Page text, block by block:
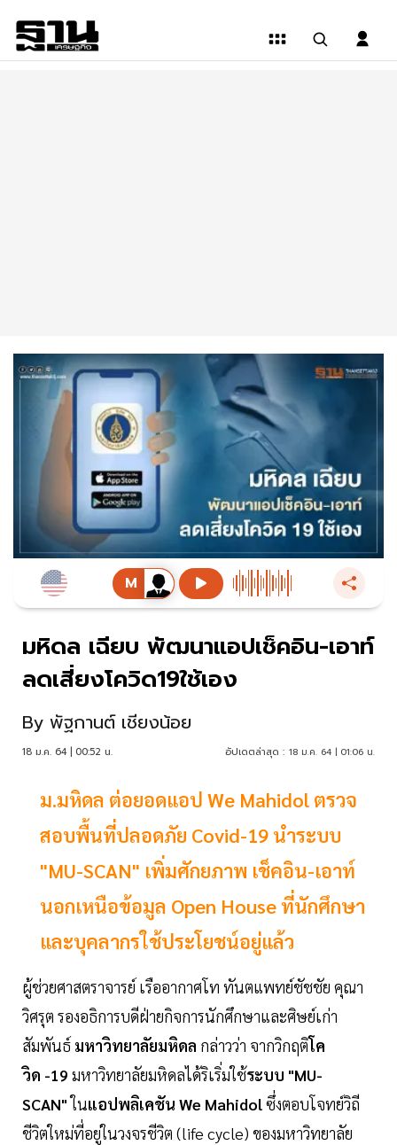
มหิดล เฉียบ พัฒนาแอปเช็คอิน-เอาท์
ลดเสี่ยงโควิด19ใช้เอง
By พัฐกานต์ เชียงน้อย
18 ม.ค. 64 | 00:52 น. อัปเดตล่าสุด : 18 ม.ค. 64 | 01:06 น.
ม.มหิดล ต่อยอดแอป We Mahidol ตรวจ
สอบพื้นที่ปลอดภัย Covid-19 นำระบบ
"MU-SCAN" เพิ่มศักยภาพ เช็คอิน-เอาท์
นอกเหนือข้อมูล Open House ที่นักศึกษา
และบุคลากรใช้ประโยชน์อยู่แล้ว
ผู้ช่วยศาสตราจารย์ เรืออากาศโท ทันตแพทย์ชัชชัย คุณา
วิศรุต รองอธิการบดีฝ่ายกิจการนักศึกษาและศิษย์เก่า
สัมพันธ์ มหาวิทยาลัยมหิดล กล่าวว่า จากวิกฤติโค
วิด -19 มหาวิทยาลัยมหิดลได้ริเริ่มใช้ระบบ "MU-
SCAN"ในแอปพลิเคชัน We Mahidolซึ่งตอบโจทย์วิถี
ชีวิตใหม่ที่อยู่ในวงจรชีวิต (life cycle) ของมหาวิทยาลัย